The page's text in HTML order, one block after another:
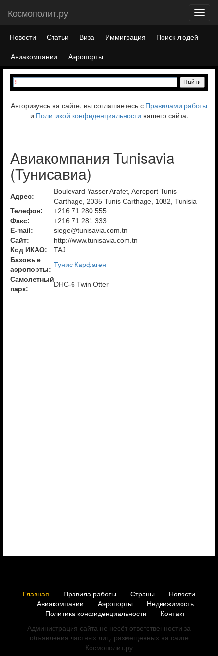
Космополит.ру
Новости Статьи Виза Иммиграция
Поиск людей
Авиакомпании
Аэропорты
Авторизуясь на сайте, вы соглашаетесь с Правилами работы
и Политикой конфиденциальности нашего сайта.
Авиакомпания Tunisavia
(Тунисавиа)
Адрес:
Boulevard Yasser Arafet, Aeroport Tunis
Carthage, 2035 Tunis Carthage, 1082, Tunisia
Телефон:
+216 71 280 555
Факс:
+216 71 281 333
E-mail:
siege@tunisavia.com.tn
Сайт:
http://www.tunisavia.com.tn
Код ИКАО:
TAJ
Базовые
аэропорты:
Тунис Карфаген
Самолетный
парк:
DHC-6 Twin Otter
Главная Правила работы Страны
Новости
Авиакомпании
Аэропорты
Недвижимость
Политика конфиденциальности
Контакт
Администрация сайта не несёт ответственности за
объявления частных лиц, размещённых на сайте
Космополит.ру